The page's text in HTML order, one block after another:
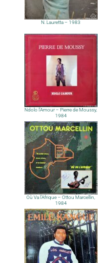
N. Lauretta – 1983
Ndolo l’Amour – Pierre de Moussy,
1984
Où Va l’Afrique – Ottou Marcellin,
1984